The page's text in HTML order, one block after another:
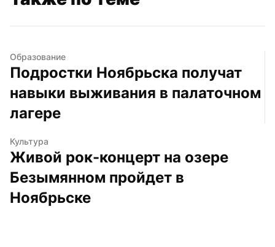
Образование
Подростки Ноябрьска получат
навыки выживания в палаточном
лагере
Культура
Живой рок-концерт на озере
Безымянном пройдет в
Ноябрьске